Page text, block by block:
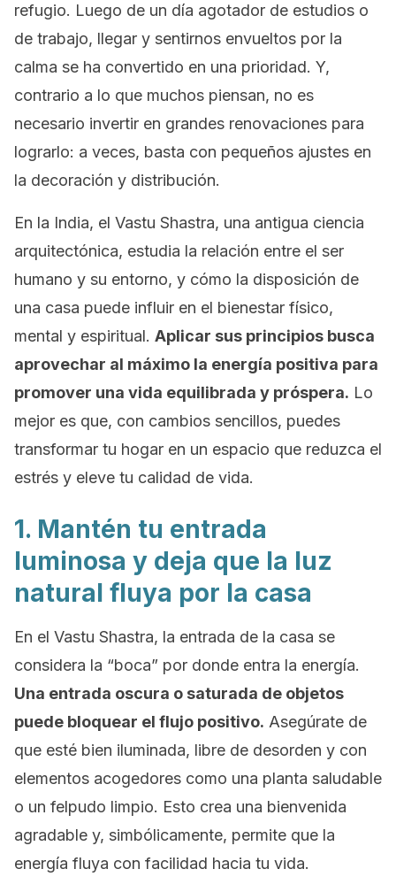
refugio. Luego de un día agotador de estudios o
de trabajo, llegar y sentirnos envueltos por la
calma se ha convertido en una prioridad. Y,
contrario a lo que muchos piensan, no es
necesario invertir en grandes renovaciones para
lograrlo: a veces, basta con pequeños ajustes en
la decoración y distribución.
En la India, el Vastu Shastra, una antigua ciencia
arquitectónica, estudia la relación entre el ser
humano y su entorno, y cómo la disposición de
una casa puede influir en el bienestar físico,
mental y espiritual. Aplicar sus principios busca
aprovechar al máximo la energía positiva para
promover una vida equilibrada y próspera. Lo
mejor es que, con cambios sencillos, puedes
transformar tu hogar en un espacio que reduzca el
estrés y eleve tu calidad de vida.
1. Mantén tu entrada
luminosa y deja que la luz
natural fluya por la casa
En el Vastu Shastra, la entrada de la casa se
considera la “boca” por donde entra la energía.
Una entrada oscura o saturada de objetos
puede bloquear el flujo positivo. Asegúrate de
que esté bien iluminada, libre de desorden y con
elementos acogedores como una planta saludable
o un felpudo limpio. Esto crea una bienvenida
agradable y, simbólicamente, permite que la
energía fluya con facilidad hacia tu vida.